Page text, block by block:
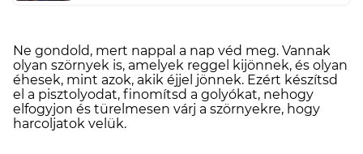
Ne gondold, mert nappal a nap véd meg. Vannak
olyan szörnyek is, amelyek reggel kijönnek, és olyan
éhesek, mint azok, akik éjjel jönnek. Ezért készítsd
el a pisztolyodat, finomítsd a golyókat, nehogy
elfogyjon és türelmesen várj a szörnyekre, hogy
harcoljatok velük.